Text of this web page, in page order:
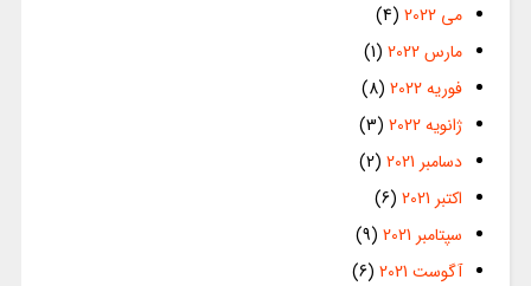
می 2022
(4)
مارس 2022
(1)
فوریه 2022
(8)
ژانویه 2022
(3)
دسامبر 2021
(2)
اکتبر 2021
(6)
سپتامبر 2021
(9)
آگوست 2021
(6)